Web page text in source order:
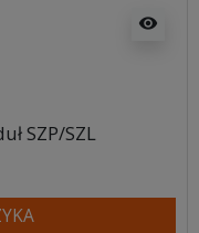
visibility
SZP/SZL